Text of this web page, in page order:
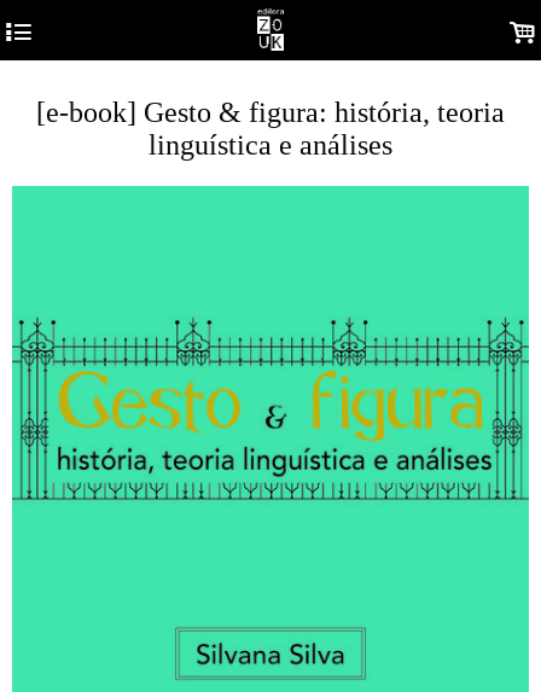
4 .
[e-book] Gesto & figura: história, teoria
linguística e análises